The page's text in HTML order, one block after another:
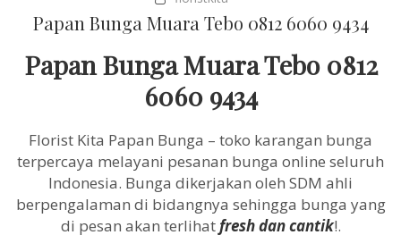
Papan Bunga Muara Tebo 0812 6060 9434
Papan Bunga Muara Tebo 0812
6060 9434
Florist Kita Papan Bunga – toko karangan bunga
terpercaya melayani pesanan bunga online seluruh
Indonesia. Bunga dikerjakan oleh SDM ahli
berpengalaman di bidangnya sehingga bunga yang
di pesan akan terlihatfresh dan cantik!.